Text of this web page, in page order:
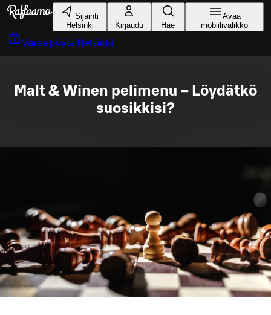
Siirry pääsisältöön
Sijainti
Helsinki
Kirjaudu Hae
Avaa
mobiilivalikko
Varaa pöytä Helsinki
Malt & Winen pelimenu – Löydätkö
suosikkisi?